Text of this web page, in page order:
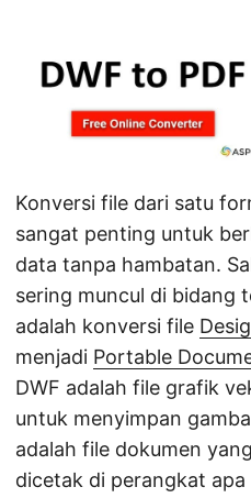
Konversi file dari satu
sangat penting untuk
data tanpa hambatan.
sering muncul di bidang
adalah konversi file
menjadi Portable
DWF adalah file grafik
untuk menyimpan
adalah file dokumen
dicetak di perangkat